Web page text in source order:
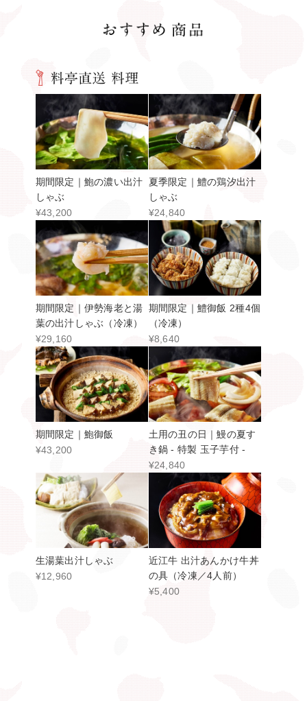
期間限定｜鮑の濃い出汁
しゃぶ
¥43,200
夏季限定｜鱧の鶏汐出汁
しゃぶ
¥24,840
期間限定｜伊勢海老と湯
葉の出汁しゃぶ（冷凍）
¥29,160
期間限定｜鱧御飯 2種4個
（冷凍）
¥8,640
期間限定｜鮑御飯
¥43,200
土用の丑の日｜鰻の夏す
き鍋 - 特製 玉子芋付 -
¥24,840
生湯葉出汁しゃぶ
¥12,960
近江牛 出汁あんかけ牛丼
の具（冷凍／4人前）
¥5,400